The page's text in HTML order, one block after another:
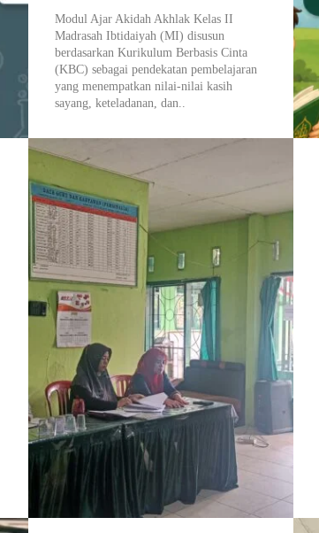
Modul Ajar Akidah Akhlak Kelas II
Madrasah Ibtidaiyah (MI) disusun
berdasarkan Kurikulum Berbasis Cinta
(KBC) sebagai pendekatan pembelajaran
yang menempatkan nilai-nilai kasih
sayang, keteladanan, dan..